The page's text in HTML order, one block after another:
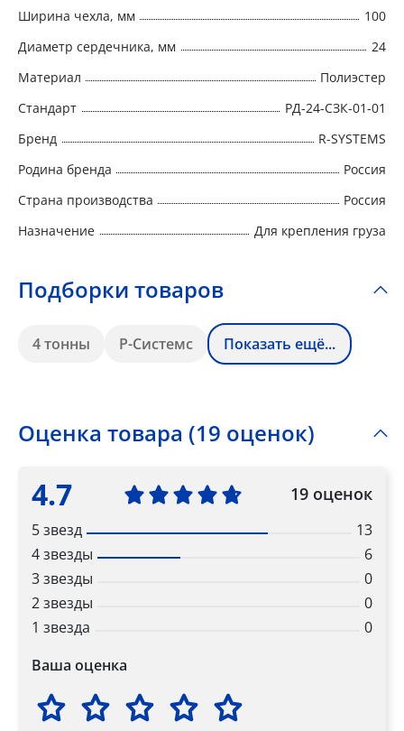
Ширина чехла, мм
100
Диаметр сердечника, мм
24
Материал
Полиэстер
Стандарт
РД-24-СЗК-01-01
Бренд
R-SYSTEMS
Родина бренда
Россия
Страна производства
Россия
Назначение
Для крепления груза
Подборки товаров
4 тонны Р-Системс Показать ещё...
Оценка товара (19 оценок)
4.7 19 оценок
5 звезд
13
4 звезды
6
3 звезды
0
2 звезды
0
1 звезда
0
Ваша оценка